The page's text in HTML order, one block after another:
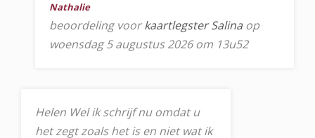
Nathalie
beoordeling voorkaartlegster Salina op
woensdag 5 augustus 2026 om 13u52
Helen Wel ik schrijf nu omdat u
het zegt zoals het is en niet wat ik